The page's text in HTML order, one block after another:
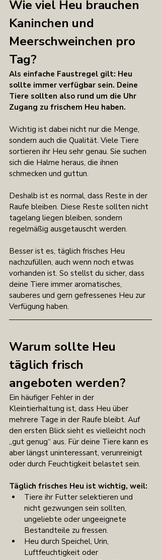
Wie viel Heu brauchen
Kaninchen und
Meerschweinchen pro
Tag?
Als einfache Faustregel gilt: Heu
sollte immer verfügbar sein. Deine
Tiere sollten also rund um die Uhr
Zugang zu frischem Heu haben.
Wichtig ist dabei nicht nur die Menge,
sondern auch die Qualität. Viele Tiere
sortieren ihr Heu sehr genau. Sie suchen
sich die Halme heraus, die ihnen
schmecken und guttun.
Deshalb ist es normal, dass Reste in der
Raufe bleiben. Diese Reste sollten nicht
tagelang liegen bleiben, sondern
regelmäßig ausgetauscht werden.
Besser ist es, täglich frisches Heu
nachzufüllen, auch wenn noch etwas
vorhanden ist. So stellst du sicher, dass
deine Tiere immer aromatisches,
sauberes und gern gefressenes Heu zur
Verfügung haben.
Warum sollte Heu
täglich frisch
angeboten werden?
Ein häufiger Fehler in der
Kleintierhaltung ist, dass Heu über
mehrere Tage in der Raufe bleibt. Auf
den ersten Blick sieht es vielleicht noch
„gut genug“ aus. Für deine Tiere kann es
aber längst uninteressant, verunreinigt
oder durch Feuchtigkeit belastet sein.
Täglich frisches Heu ist wichtig, weil:
Tiere ihr Futter selektieren und
nicht gezwungen sein sollten,
ungeliebte oder ungeeignete
Bestandteile zu fressen.
Heu durch Speichel, Urin,
Luftfeuchtigkeit oder